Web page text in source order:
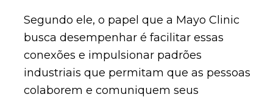
Segundo ele, o papel que a Mayo Clinic
busca desempenhar é facilitar essas
conexões e impulsionar padrões
industriais que permitam que as pessoas
colaborem e comuniquem seus